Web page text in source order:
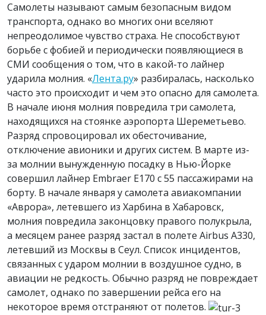
Самолеты называют самым безопасным видом
транспорта, однако во многих они вселяют
непреодолимое чувство страха. Не способствуют
борьбе с фобией и периодически появляющиеся в
СМИ сообщения о том, что в какой-то лайнер
ударила молния. «Лента.ру» разбиралась, насколько
часто это происходит и чем это опасно для самолета.
В начале июня молния повредила три самолета,
находящихся на стоянке аэропорта Шереметьево.
Разряд спровоцировал их обесточивание,
отключение авионики и других систем. В марте из-
за молнии вынужденную посадку в Нью-Йорке
совершил лайнер Embraer E170 с 55 пассажирами на
борту. В начале января у самолета авиакомпании
«Аврора», летевшего из Харбина в Хабаровск,
молния повредила законцовку правого полукрыла,
а месяцем ранее разряд застал в полете Airbus A330,
летевший из Москвы в Сеул. Список инцидентов,
связанных с ударом молнии в воздушное судно, в
авиации не редкость. Обычно разряд не повреждает
самолет, однако по завершении рейса его на
некоторое время отстраняют от полетов.